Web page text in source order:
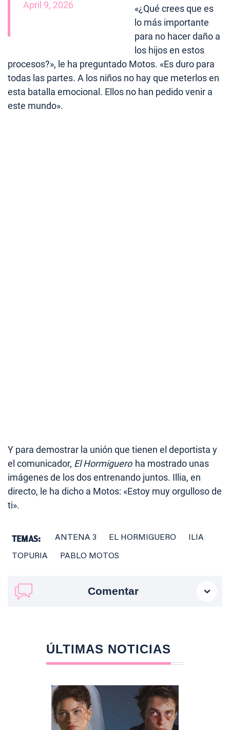
April 9, 2026
«¿Qué crees que es
lo más importante
para no hacer daño a
los hijos en estos
procesos?», le ha preguntado Motos. «Es duro para
todas las partes. A los niños no hay que meterlos en
esta batalla emocional. Ellos no han pedido venir a
este mundo».
Y para demostrar la unión que tienen el deportista y
el comunicador, El Hormiguero ha mostrado unas
imágenes de los dos entrenando juntos. Illia, en
directo, le ha dicho a Motos: «Estoy muy orgulloso de
ti».
TEMAS: ANTENA 3 EL HORMIGUERO ILIA
TOPURIA PABLO MOTOS
Comentar
ÚLTIMAS NOTICIAS